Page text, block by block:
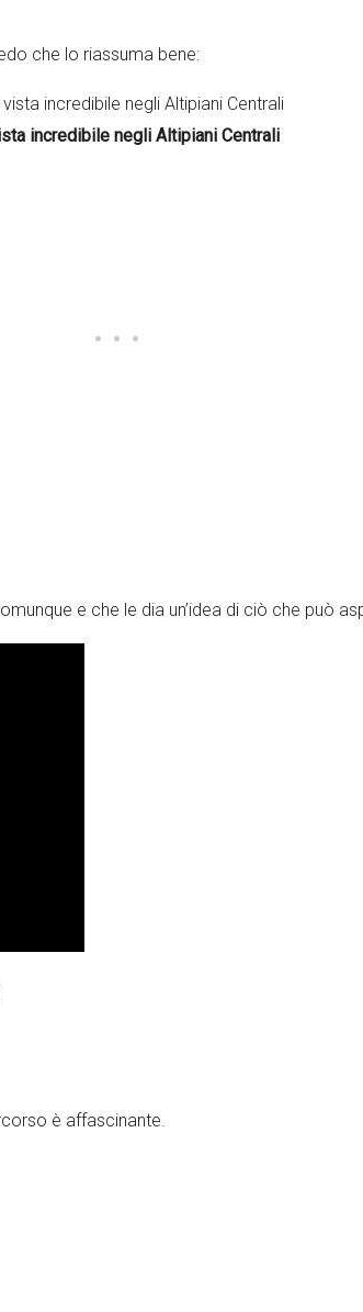
che lo riassuma bene:
incredibile negli Altipiani Centrali
e che le dia un’idea di ciò che può
è affascinante.